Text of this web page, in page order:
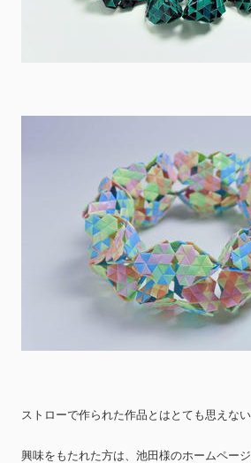
ストローで作られた作品とはとても思えない
興味をもたれた方は、池田様のホームペー